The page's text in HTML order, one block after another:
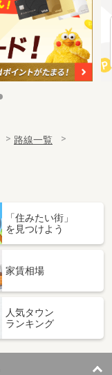
路線一覧
「住みたい街」
を見つけよう
家賃相場
人気タウン
ランキング